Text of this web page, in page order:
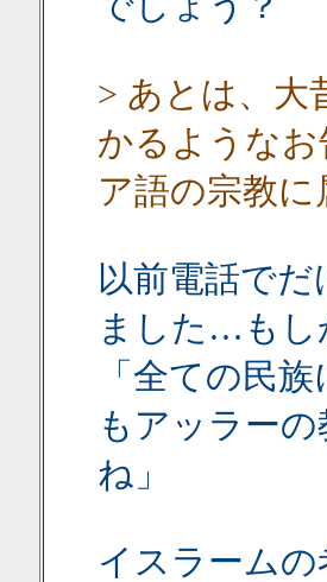
> あとは、大
かるような
ア語の宗教
以前電話で
ました…もし
「全ての民
もアッラー
ね」
イスラーム